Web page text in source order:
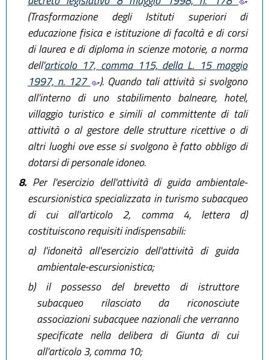
(Trasformazione degli Istituti superiori di
educazione fisica e istituzione di facoltà e di corsi
di laurea e di diploma in scienze motorie, a norma
dell'articolo 17, comma 115, della L. 15 maggio
1997, n. 127
). Quando tali attività si svolgono
all'interno di uno stabilimento balneare, hotel,
villaggio turistico e simili al committente di tali
attività o al gestore delle strutture ricettive o di
altri luoghi ove esse si svolgono è fatto obbligo di
dotarsi di personale idoneo.
8.Per l'esercizio dell'attività di guida ambientale-
escursionistica specializzata in turismo subacqueo
di cui all'articolo 2, comma 4, lettera d)
costituiscono requisiti indispensabili:
a)I'idoneità all'esercizio dell'attività di guida
ambientale-escursionistica;
b)il possesso del brevetto di istruttore
subacqueo rilasciato da riconosciute
associazioni subacquee nazionali che verranno
specificate nella delibera di Giunta di cui
all'articolo 3, comma 10;